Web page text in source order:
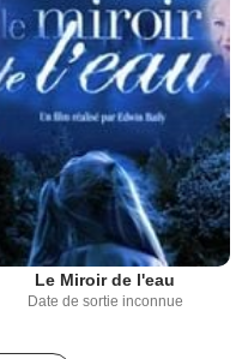
Le Miroir de l'eau
Date de sortie inconnue